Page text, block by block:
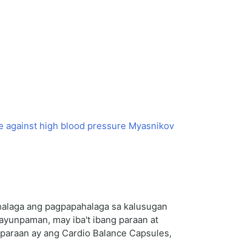
ang pagpapahalaga sa kalusugan
may iba't ibang paraan at
ay ang Cardio Balance Capsules,